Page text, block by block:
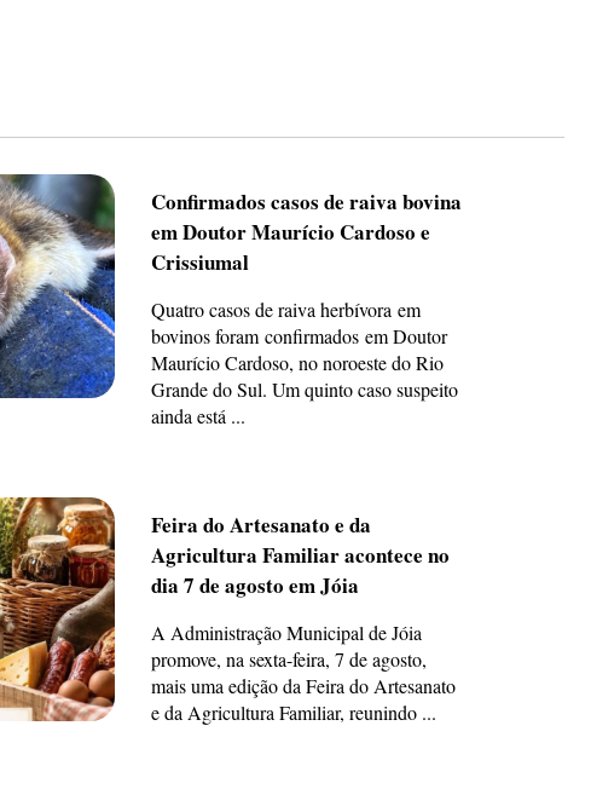
Confirmados casos de raiva bovina
em Doutor Maurício Cardoso e
Crissiumal
Quatro casos de raiva herbívora em
bovinos foram confirmados em Doutor
Maurício Cardoso, no noroeste do Rio
Grande do Sul. Um quinto caso suspeito
ainda está ...
Feira do Artesanato e da
Agricultura Familiar acontece no
dia 7 de agosto em Jóia
A Administração Municipal de Jóia
promove, na sexta-feira, 7 de agosto,
mais uma edição da Feira do Artesanato
e da Agricultura Familiar, reunindo ...